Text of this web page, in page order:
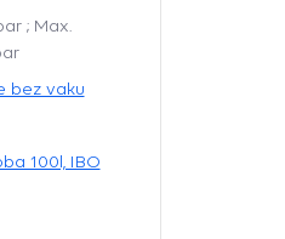
; Max.
bez vaku
100l, IBO